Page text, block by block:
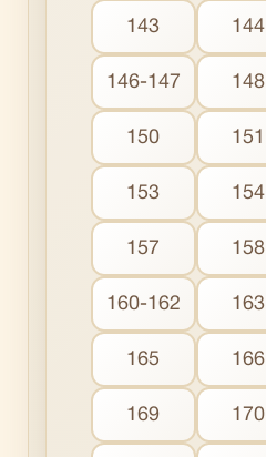
143 144
146-147 148
150 151
153 154
157 158
160-162 163
165 166
169 170